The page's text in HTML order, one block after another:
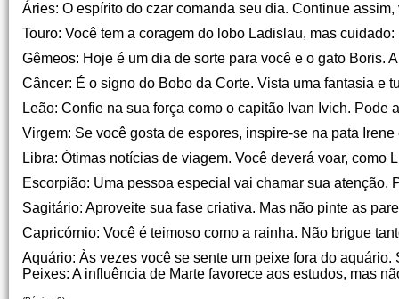
Áries: O espírito do czar comanda seu dia. Continue
Touro: Você tem a coragem do lobo Ladislau, mas
Gêmeos: Hoje é um dia de sorte para você e o gato Boris.
Câncer: É o signo do Bobo da Corte. Vista uma fantasia e
Leão: Confie na sua força como o capitão Ivan Ivich. Pode
Virgem: Se você gosta de espores, inspire-se na pata
Libra: Ótimas notícias de viagem. Você deverá voar, como
Escorpião: Uma pessoa especial vai chamar sua atenção.
Sagitário: Aproveite sua fase criativa. Mas não pinte as
Capricórnio: Você é teimoso como a rainha. Não brigue
Aquário: Às vezes você se sente um peixe fora do
Peixes: A influência de Marte favorece aos estudos, mas